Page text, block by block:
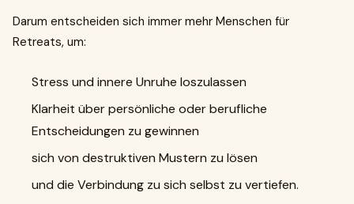
Darum entscheiden sich immer mehr Menschen für
Retreats, um:
Stress und innere Unruhe loszulassen
Klarheit über persönliche oder berufliche
Entscheidungen zu gewinnen
sich von destruktiven Mustern zu lösen
und die Verbindung zu sich selbst zu vertiefen.